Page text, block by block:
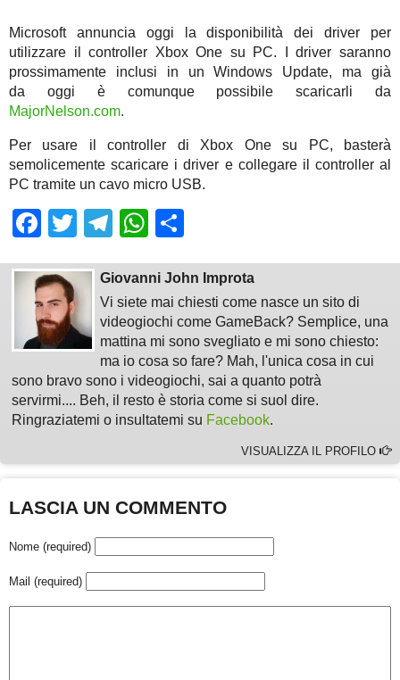
Microsoft annuncia oggi la disponibilità dei driver per
utilizzare il controller Xbox One su PC. I driver saranno
prossimamente inclusi in un Windows Update, ma già
da oggi è comunque possibile scaricarli da
MajorNelson.com.
Per usare il controller di Xbox One su PC, basterà
semolicemente scaricare i driver e collegare il controller al
PC tramite un cavo micro USB.
Facebook
Twitter
Telegram
WhatsApp
Giovanni John Improta
Vi siete mai chiesti come nasce un sito di
videogiochi come GameBack? Semplice, una
mattina mi sono svegliato e mi sono chiesto:
ma io cosa so fare? Mah, l'unica cosa in cui
sono bravo sono i videogiochi, sai a quanto potrà
servirmi.... Beh, il resto è storia come si suol dire.
Ringraziatemi o insultatemi su Facebook.
VISUALIZZA IL PROFILO
LASCIA UN COMMENTO
Nome (required)
Mail (required)